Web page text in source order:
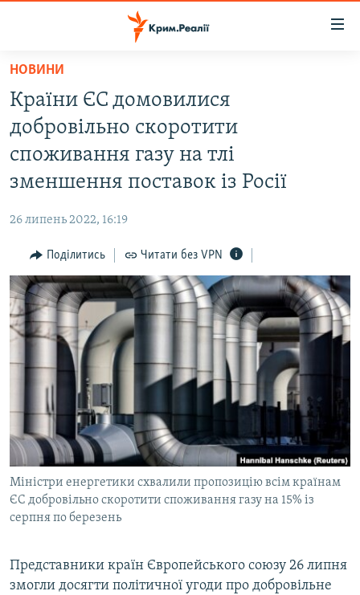
Перейти
основного
матеріалу
Перейти
до
основної
Перейти
пошуку
ВОДА.КРИМ
ВІДЕО ТА ФОТО
ІНТЕРВ'Ю
ВСЕ ЗА ДЕНЬ
СПЕЦПРОЕКТИ
ДЕПОРТАЦІЯ
ВІДЕОУРОКИ «ELIFBE»
СВІДЧЕННЯ ОКУПАЦІЇ
УКРАЇНСЬКА ПРОБЛЕМА КРИМУ
ІНФОГРАФІКА
ЯК ОБІЙТИ БЛОКУВАННЯ
Русский
Qırımtatar
ДОЛУЧАЙСЯ!
НОВИНИ
Країни ЄС домовилися
добровільно скоротити
споживання газу на тлі
зменшення поставок із Росії
26 липень 2022, 16:19
Поділитись Читати без VPN
Міністри енергетики схвалили пропозицію всім країнам
ЄС добровільно скоротити споживання газу на 15% із
серпня по березень
Представники країн Європейського союзу 26 липня
змогли досягти політичної угоди про добровільне